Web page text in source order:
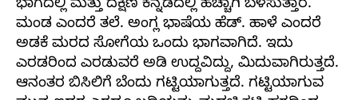
ಭಾಗದಲ್ಲಿ ಮತ್ತು ದಕ್ಷಿಣ ಕನ್ನಡದಲ್ಲಿ ಹೆಚ್ಚಾಗಿ ಬಳಸುತ್ತಾರೆ.
ಮಂಡ ಎಂದರೆ ತಲೆ. ಅಂಗ್ಲ ಭಾಷೆಯ ಹೆಡ್. ಹಾಳೆ ಎಂದರೆ
ಅಡಕೆ ಮರದ ಸೋಗೆಯ ಒಂದು ಭಾಗವಾಗಿದೆ. ಇದು
ಎರಡರಿಂದ ಎರಡುವರೆ ಅಡಿ ಉದ್ದವಿದ್ದು, ಮಿದುವಾಗಿರುತ್ತದೆ.
ಆನಂತರ ಬಿಸಿಲಿಗೆ ಬೆಂದು ಗಟ್ಟಿಯಾಗುತ್ತದೆ. ಗಟ್ಟಿಯಾಗುವ